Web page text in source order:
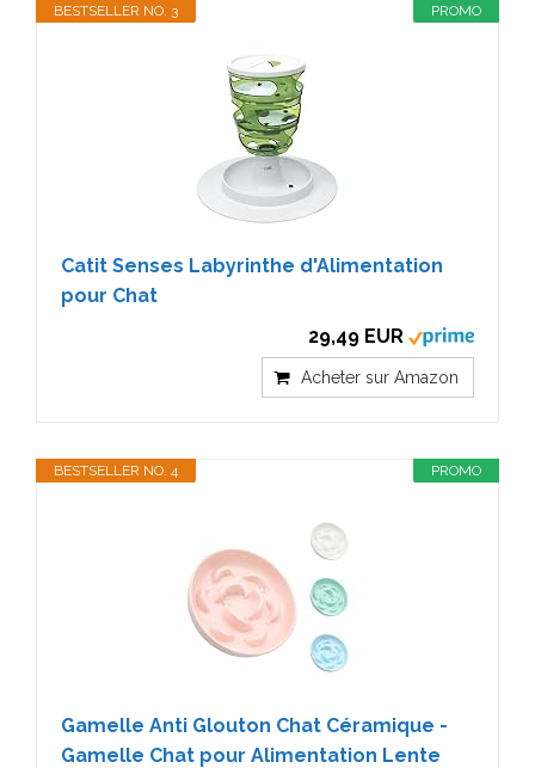
PROMO
BESTSELLER NO. 3
Catit Senses Labyrinthe d'Alimentation
pour Chat
29,49 EUR
Acheter sur Amazon
PROMO
BESTSELLER NO. 4
Gamelle Anti Glouton Chat Céramique -
Gamelle Chat pour Alimentation Lente